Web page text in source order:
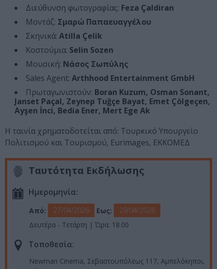
Διεύθυνση φωτογραφίας: Feza Çaldiran
Μοντάζ: Σμαρώ Παπαευαγγέλου
Σκηνικά: Atilla Çelik
Κοστούμια: Selin Sozen
Μουσική: Νάσος Σωπύλης
Sales Agent: Arthhood Entertainment GmbH
Πρωταγωνιστούν: Boran Kuzum, Osman Sonant,
Janset Paçal, Zeynep Tuğçe Bayat, Emet Çölgeçen,
Ayşen İnci, Bedia Ener, Mert Ege Ak
Η ταινία χρηματοδοτείται από: Τουρκικό Υπουργείο
Πολιτισμού και Τουρισμού, Eurimages, EΚΚΟΜΕΔ
Ταυτότητα Εκδήλωσης
Ημερομηνία:
Από: 27/04/2026 Εως:
29/04/2026
Δευτέρα - Τετάρτη | Ώρα: 18.00
Τοποθεσία:
Νewman Cinema, Σεβαστουπόλεως 117, Αμπελόκηποι,